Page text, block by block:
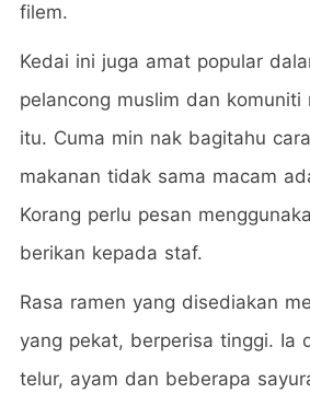
filem.
Kedai ini juga amat popular
pelancong muslim dan komuniti
itu. Cuma min nak bagitahu
makanan tidak sama macam
Korang perlu pesan
berikan kepada staf.
Rasa ramen yang disediakan
yang pekat, berperisa tinggi. Ia
telur, ayam dan beberapa